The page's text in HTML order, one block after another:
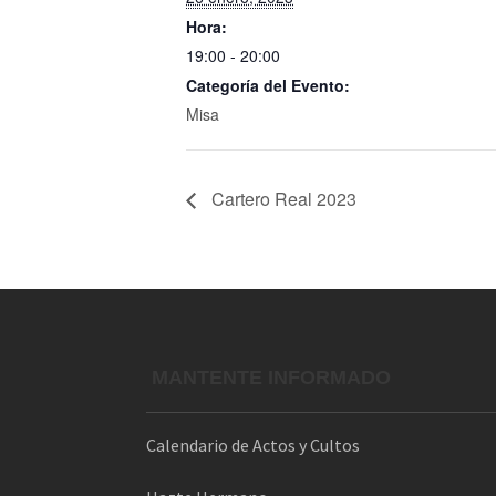
Hora:
19:00 - 20:00
Categoría del Evento:
Misa
Cartero Real 2023
Calendario de Actos y Cultos